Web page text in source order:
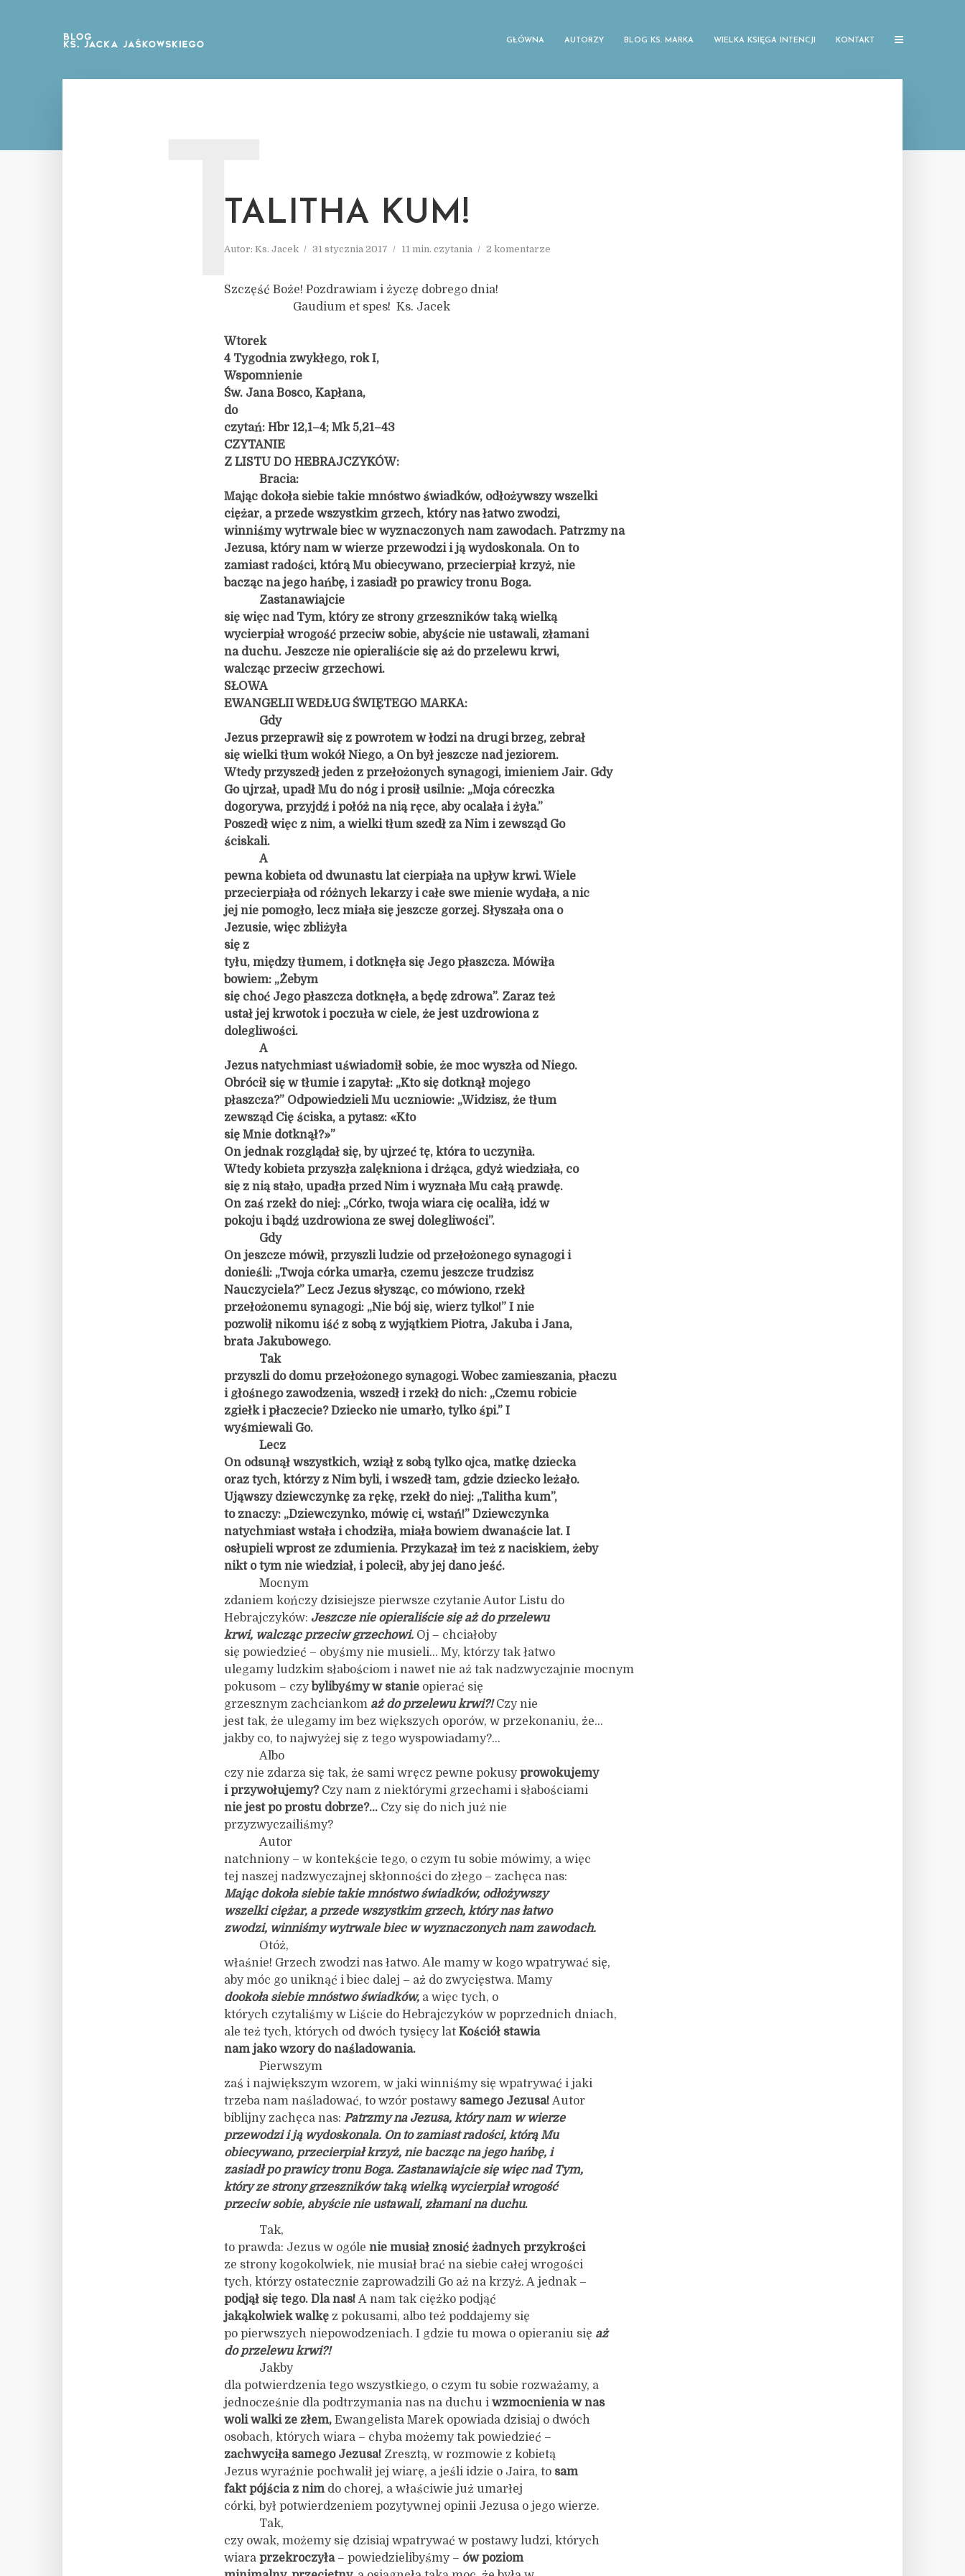
GŁÓWNA AUTORZY BLOG KS. MARKA WIELKA KSIĘGA INTENCJI KONTAKT
TALITHA KUM!
Autor: Ks. Jacek 31 stycznia 2017 11 min. czytania 2 komentarze
T
Szczęść Boże! Pozdrawiam i życzę dobrego dnia!
Gaudium et spes! Ks. Jacek
Wtorek
4 Tygodnia zwykłego, rok I,
Wspomnienie
Św. Jana Bosco, Kapłana,
do
czytań: Hbr 12,1–4; Mk 5,21–43
CZYTANIE
Z LISTU DO HEBRAJCZYKÓW:
Bracia:
Mając dokoła siebie takie mnóstwo świadków, odłożywszy wszelki
ciężar, a przede wszystkim grzech, który nas łatwo zwodzi,
winniśmy wytrwale biec w wyznaczonych nam zawodach. Patrzmy na
Jezusa, który nam w wierze przewodzi i ją wydoskonala. On to
zamiast radości, którą Mu obiecywano, przecierpiał krzyż, nie
bacząc na jego hańbę, i zasiadł po prawicy tronu Boga.
Zastanawiajcie
się więc nad Tym, który ze strony grzeszników taką wielką
wycierpiał wrogość przeciw sobie, abyście nie ustawali, złamani
na duchu. Jeszcze nie opieraliście się aż do przelewu krwi,
walcząc przeciw grzechowi.
SŁOWA
EWANGELII WEDŁUG ŚWIĘTEGO MARKA:
Gdy
Jezus przeprawił się z powrotem w łodzi na drugi brzeg, zebrał
się wielki tłum wokół Niego, a On był jeszcze nad jeziorem.
Wtedy przyszedł jeden z przełożonych synagogi, imieniem Jair. Gdy
Go ujrzał, upadł Mu do nóg i prosił usilnie: „Moja córeczka
dogorywa, przyjdź i połóż na nią ręce, aby ocalała i żyła.”
Poszedł więc z nim, a wielki tłum szedł za Nim i zewsząd Go
ściskali.
A
pewna kobieta od dwunastu lat cierpiała na upływ krwi. Wiele
przecierpiała od różnych lekarzy i całe swe mienie wydała, a nic
jej nie pomogło, lecz miała się jeszcze gorzej. Słyszała ona o
Jezusie, więc zbliżyła
się z
tyłu, między tłumem, i dotknęła się Jego płaszcza. Mówiła
bowiem: „Żebym
się choć Jego płaszcza dotknęła, a będę zdrowa”. Zaraz też
ustał jej krwotok i poczuła w ciele, że jest uzdrowiona z
dolegliwości.
A
Jezus natychmiast uświadomił sobie, że moc wyszła od Niego.
Obrócił się w tłumie i zapytał: „Kto się dotknął mojego
płaszcza?” Odpowiedzieli Mu uczniowie: „Widzisz, że tłum
zewsząd Cię ściska, a pytasz: «Kto
się Mnie dotknął?»”
On jednak rozglądał się, by ujrzeć tę, która to uczyniła.
Wtedy kobieta przyszła zalękniona i drżąca, gdyż wiedziała, co
się z nią stało, upadła przed Nim i wyznała Mu całą prawdę.
On zaś rzekł do niej: „Córko, twoja wiara cię ocaliła, idź w
pokoju i bądź uzdrowiona ze swej dolegliwości”.
Gdy
On jeszcze mówił, przyszli ludzie od przełożonego synagogi i
donieśli: „Twoja córka umarła, czemu jeszcze trudzisz
Nauczyciela?” Lecz Jezus słysząc, co mówiono, rzekł
przełożonemu synagogi: „Nie bój się, wierz tylko!” I nie
pozwolił nikomu iść z sobą z wyjątkiem Piotra, Jakuba i Jana,
brata Jakubowego.
Tak
przyszli do domu przełożonego synagogi. Wobec zamieszania, płaczu
i głośnego zawodzenia, wszedł i rzekł do nich: „Czemu robicie
zgiełk i płaczecie? Dziecko nie umarło, tylko śpi.” I
wyśmiewali Go.
Lecz
On odsunął wszystkich, wziął z sobą tylko ojca, matkę dziecka
oraz tych, którzy z Nim byli, i wszedł tam, gdzie dziecko leżało.
Ująwszy dziewczynkę za rękę, rzekł do niej: „Talitha kum”,
to znaczy: „Dziewczynko, mówię ci, wstań!” Dziewczynka
natychmiast wstała i chodziła, miała bowiem dwanaście lat. I
osłupieli wprost ze zdumienia. Przykazał im też z naciskiem, żeby
nikt o tym nie wiedział, i polecił, aby jej dano jeść.
Mocnym
zdaniem kończy dzisiejsze pierwsze czytanie Autor Listu do
Hebrajczyków: Jeszcze nie opieraliście się aż do przelewu
krwi, walcząc przeciw grzechowi. Oj – chciałoby
się powiedzieć – obyśmy nie musieli… My, którzy tak łatwo
ulegamy ludzkim słabościom i nawet nie aż tak nadzwyczajnie mocnym
pokusom – czy bylibyśmy w stanie opierać się
grzesznym zachciankom aż do przelewu krwi?!Czy nie
jest tak, że ulegamy im bez większych oporów, w przekonaniu, że…
jakby co, to najwyżej się z tego wyspowiadamy?…
Albo
czy nie zdarza się tak, że sami wręcz pewne pokusyprowokujemy
i przywołujemy?Czy nam z niektórymi grzechami i słabościami
nie jest po prostu dobrze?… Czy się do nich już nie
przyzwyczailiśmy?
Autor
natchniony – w kontekście tego, o czym tu sobie mówimy, a więc
tej naszej nadzwyczajnej skłonności do złego – zachęca nas:
Mając dokoła siebie takie mnóstwo świadków, odłożywszy
wszelki ciężar, a przede wszystkim grzech, który nas łatwo
zwodzi, winniśmy wytrwale biec w wyznaczonych nam zawodach.
Otóż,
właśnie! Grzech zwodzi nas łatwo. Ale mamy w kogo wpatrywać się,
aby móc go uniknąć i biec dalej – aż do zwycięstwa. Mamy
dookoła siebie mnóstwo świadków, a więc tych, o
których czytaliśmy w Liście do Hebrajczyków w poprzednich dniach,
ale też tych, których od dwóch tysięcy lat Kościół stawia
nam jako wzory do naśladowania.
Pierwszym
zaś i największym wzorem, w jaki winniśmy się wpatrywać i jaki
trzeba nam naśladować, to wzór postawy samego Jezusa! Autor
biblijny zachęca nas: Patrzmy na Jezusa, który nam w wierze
przewodzi i ją wydoskonala. On to zamiast radości, którą Mu
obiecywano, przecierpiał krzyż, nie bacząc na jego hańbę, i
zasiadł po prawicy tronu Boga. Zastanawiajcie się więc nad Tym,
który ze strony grzeszników taką wielką wycierpiał wrogość
przeciw sobie, abyście nie ustawali, złamani na duchu.
Tak,
to prawda: Jezus w ogóle nie musiał znosić żadnych przykrości
ze strony kogokolwiek, nie musiał brać na siebie całej wrogości
tych, którzy ostatecznie zaprowadzili Go aż na krzyż. A jednak –
podjął się tego. Dla nas! A nam tak ciężko podjąć
jakąkolwiek walkę z pokusami, albo też poddajemy się
po pierwszych niepowodzeniach. I gdzie tu mowa o opieraniu się aż
do przelewu krwi?!
Jakby
dla potwierdzenia tego wszystkiego, o czym tu sobie rozważamy, a
jednocześnie dla podtrzymania nas na duchu i wzmocnienia w nas
woli walki ze złem, Ewangelista Marek opowiada dzisiaj o dwóch
osobach, których wiara – chyba możemy tak powiedzieć –
zachwyciła samego Jezusa! Zresztą, w rozmowie z kobietą
Jezus wyraźnie pochwalił jej wiarę, a jeśli idzie o Jaira, to sam
fakt pójścia z nimdo chorej, a właściwie już umarłej
córki, był potwierdzeniem pozytywnej opinii Jezusa o jego wierze.
Tak,
czy owak, możemy się dzisiaj wpatrywać w postawy ludzi, których
wiara przekroczyła– powiedzielibyśmy – ów poziom